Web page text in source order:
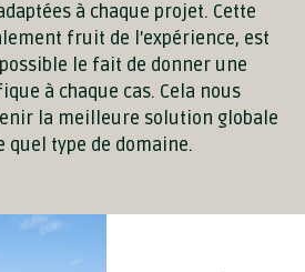
à chaque projet. Cette
fruit de l’expérience, est
le fait de donner une
à chaque cas. Cela nous
la meilleure solution globale
quel type de domaine.